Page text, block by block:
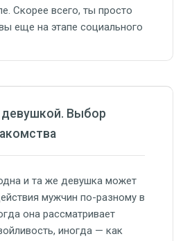
Скорее всего, ты просто
еще на этапе социального
девушкой. Выбор
и та же девушка может
мужчин по-разному в
она рассматривает
иногда — как